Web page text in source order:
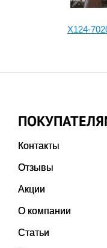
X124-
Контакты
Отзывы
Акции
О компании
Статьи